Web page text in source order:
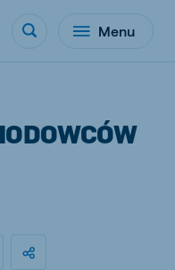
Menu